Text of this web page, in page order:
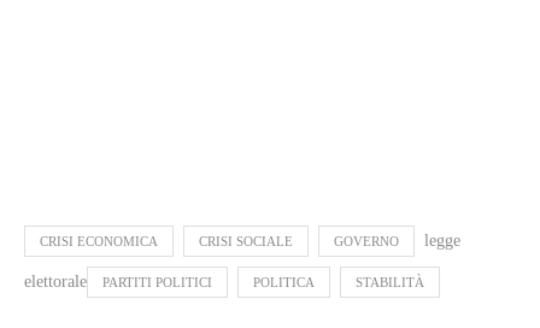
CRISI ECONOMICA CRISI SOCIALE GOVERNO legge
elettorale PARTITI POLITICI POLITICA STABILITÀ